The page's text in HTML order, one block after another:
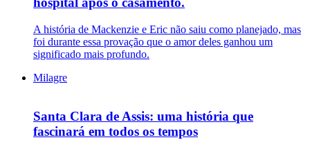
A história de Mackenzie e Eric não saiu como planejado, mas
foi durante essa provação que o amor deles ganhou um
significado mais profundo.
Milagre
Santa Clara de Assis: uma história que
fascinará em todos os tempos